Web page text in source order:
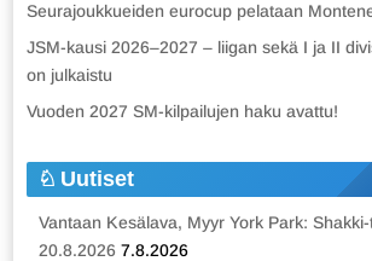
Seurajoukkueiden eurocup pelataan
JSM-kausi 2026–2027 – liigan sekä I ja II
on julkaistu
Vuoden 2027 SM-kilpailujen haku avattu!
Uutiset
Vantaan Kesälava, Myyr York Park:
20.8.2026 7.8.2026